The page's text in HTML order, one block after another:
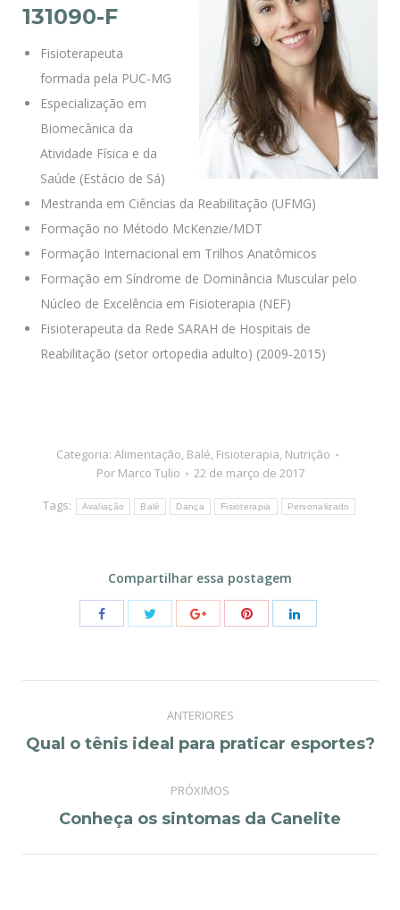
131090-F
Fisioterapeuta
formada pela PUC-MG
Especialização em
Biomecânica da
Atividade Física e da
Saúde (Estácio de Sá)
Mestranda em Ciências da Reabilitação (UFMG)
Formação no Método McKenzie/MDT
Formação Internacional em Trilhos Anatômicos
Formação em Síndrome de Dominância Muscular pelo
Núcleo de Excelência em Fisioterapia (NEF)
Fisioterapeuta da Rede SARAH de Hospitais de
Reabilitação (setor ortopedia adulto) (2009-2015)
Categoria: Alimentação, Balé, Fisioterapia, Nutrição
Por Marco Tulio
22 de março de 2017
Tags:
Avaliação Balé Dança Fisioterapia Personalizado
Compartilhar essa postagem
ANTERIORES
Previous
Qual o tênis ideal para praticar esportes?
PRÓXIMOS
Next
Conheça os sintomas da Canelite